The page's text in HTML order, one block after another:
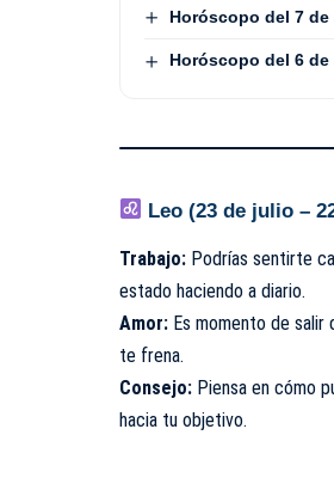
Horóscopo del 7
Horóscopo del 6
Leo (23 de julio –
Trabajo: Podrías sentirte
estado haciendo a diario.
Amor: Es momento de
te frena.
Consejo: Piensa en cómo
hacia tu objetivo.